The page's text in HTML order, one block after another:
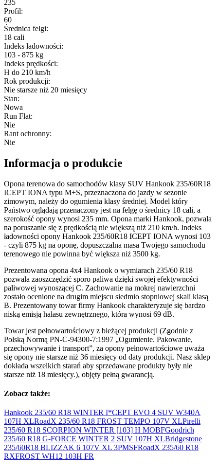
235
Profil:
60
Średnica felgi:
18 cali
Indeks ładowności:
103 - 875 kg
Indeks prędkości:
H do 210 km/h
Rok produkcji:
Nie starsze niż 20 miesięcy
Stan:
Nowa
Run Flat:
Nie
Rant ochronny:
Nie
Informacja o produkcie
Opona terenowa do samochodów klasy SUV Hankook 235/60R18
ICEPT IONA typu M+S, przeznaczona do jazdy w sezonie
zimowym, należy do ogumienia klasy średniej. Model który
Państwo oglądają przenaczony jest na felgę o średnicy 18 cali, a
szerokość opony wynosi 235 mm. Opona marki Hankook, pozwala
na poruszanie się z prędkością nie większą niż 210 km/h. Indeks
ładowności opony Hankook 235/60R18 ICEPT IONA wynosi 103
- czyli 875 kg na oponę, dopuszczalna masa Twojego samochodu
terenowego nie powinna być większa niż 3500 kg.
Prezentowana opona 4x4 Hankook o wymiarach 235/60 R18
pozwala zaoszczędzić sporo paliwa dzięki swojej efektywności
paliwowej wynoszącej C. Zachowanie na mokrej nawierzchni
zostało ocenione na drugim miejscu siedmio stopniowej skali klasą
B. Prezentowany towar firmy Hankook charakteryzuje się bardzo
niską emisją hałasu zewnętrznego, która wynosi 69 dB.
Towar jest pełnowartościowy z bieżącej produkcji (Zgodnie z
Polską Normą PN-C-94300-7:1997 „Ogumienie. Pakowanie,
przechowywanie i transport”, za opony pełnowartościowe uważa
się opony nie starsze niż 36 miesięcy od daty produkcji. Nasz sklep
dokłada wszelkich starań aby sprzedawane produkty były nie
starsze niż 18 miesięcy.), objęty pełną gwarancją.
Zobacz także:
Hankook 235/60 R18 WINTER I*CEPT EVO 4 SUV W340A
107H XLRoadX 235/60 R18 FROST TEMPO 107V XLPirelli
235/60 R18 SCORPION WINTER [103] H MOBFGoodrich
235/60 R18 G-FORCE WINTER 2 SUV 107H XLBridgestone
235/60R18 BLIZZAK 6 107V XL 3PMSFRoadX 235/60 R18
RXFROST WH12 103H FR